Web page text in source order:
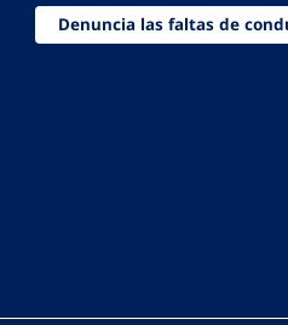
Denuncia las faltas de